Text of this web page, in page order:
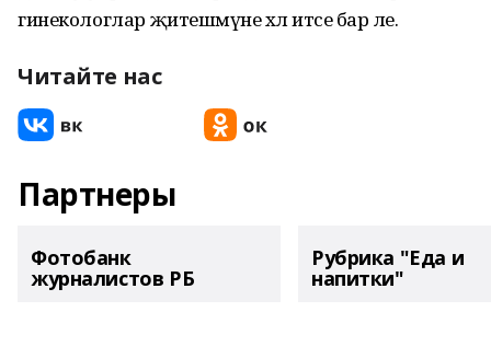
гинекологлар җитешмәүне хәл итәсе бар әле.
Читайте нас
Партнеры
Фотобанк
журналистов РБ
Рубрика "Еда и
напитки"